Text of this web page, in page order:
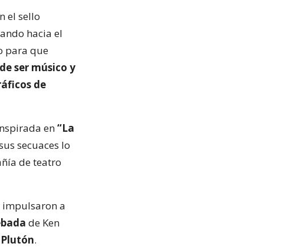
el sello
hacia el
para que
ser músico y
de
en“La
secuaces lo
de teatro
impulsaron a
de Ken
.